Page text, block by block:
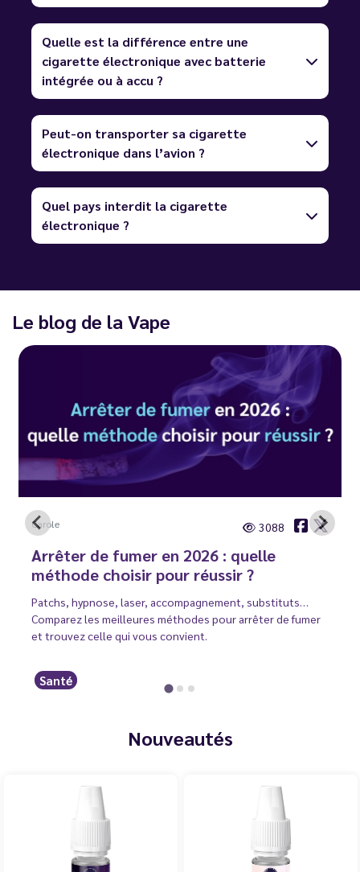
Quelle est la différence entre une
cigarette électronique avec batterie
intégrée ou à accu ?
Peut-on transporter sa cigarette
électronique dans l’avion ?
Quel pays interdit la cigarette
électronique ?
Le blog de la Vape
Carole 3088
Arrêter de fumer en 2026 : quelle
méthode choisir pour réussir ?
Patchs, hypnose, laser, accompagnement, substituts…
Comparez les meilleures méthodes pour arrêter de fumer
et trouvez celle qui vous convient.
Santé
Nouveautés